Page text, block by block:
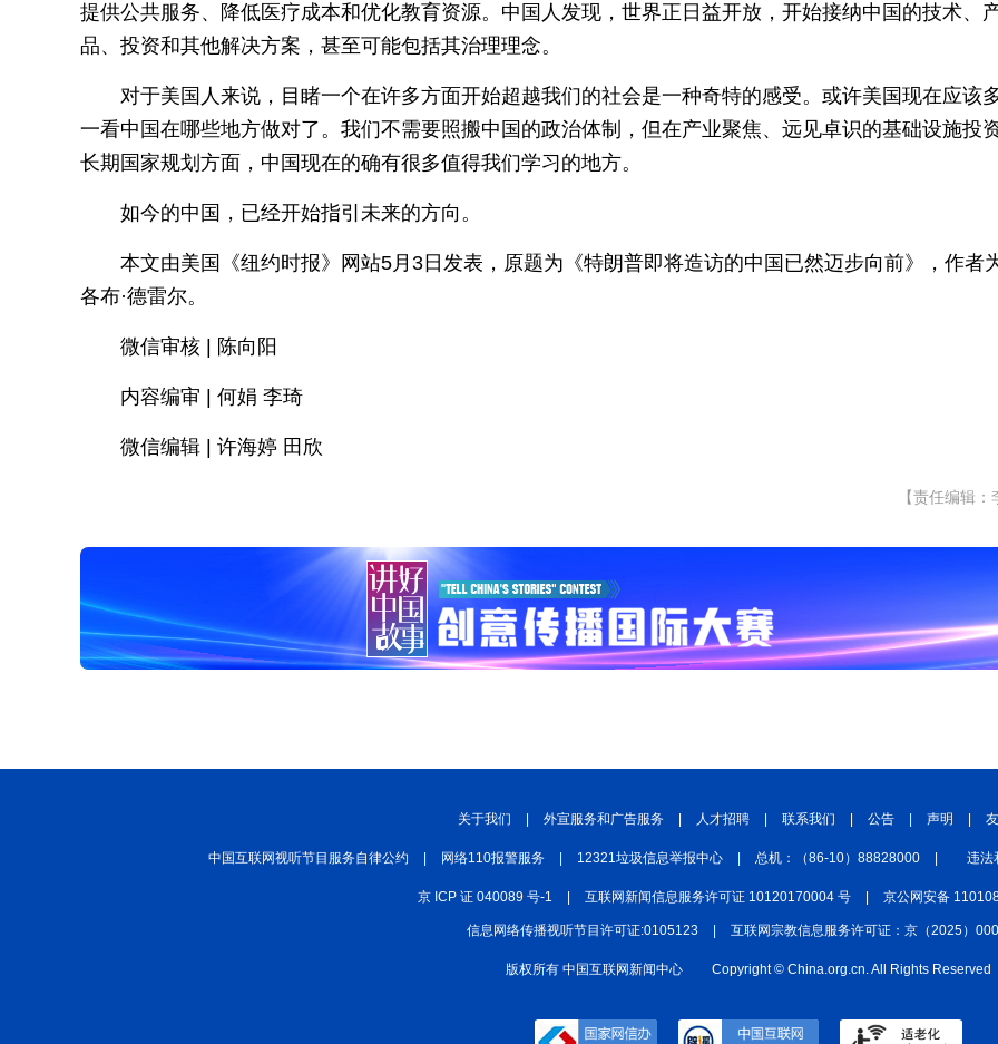
提供公共服务、降低医疗成本和优化教育资源。中国人发现，世界正日益开放，开始接纳中国的技术、
品、投资和其他解决方案，甚至可能包括其治理理念。
对于美国人来说，目睹一个在许多方面开始超越我们的社会是一种奇特的感受。或许美国现在应该
一看中国在哪些地方做对了。我们不需要照搬中国的政治体制，但在产业聚焦、远见卓识的基础设施投
长期国家规划方面，中国现在的确有很多值得我们学习的地方。
如今的中国，已经开始指引未来的方向。
本文由美国《纽约时报》网站5月3日发表，原题为《特朗普即将造访的中国已然迈步向前》，作者
各布·德雷尔。
微信审核 | 陈向阳
内容编审 | 何娟 李琦
微信编辑 | 许海婷 田欣
【责任编辑：
关于我们 外宣服务和广告服务 人才招聘 联系我们 公告 声明
中国互联网视听节目服务自律公约 网络110报警服务 12321垃圾信息举报中心 总机：（86-10）88828000 违法
京 ICP 证 040089 号-1 互联网新闻信息服务许可证 10120170004 号 京公网安备
信息网络传播视听节目许可证:0105123 互联网宗教信息服务许可证：京（2025）
版权所有 中国互联网新闻中心 Copyright © China.org.cn. All Rights Reserved